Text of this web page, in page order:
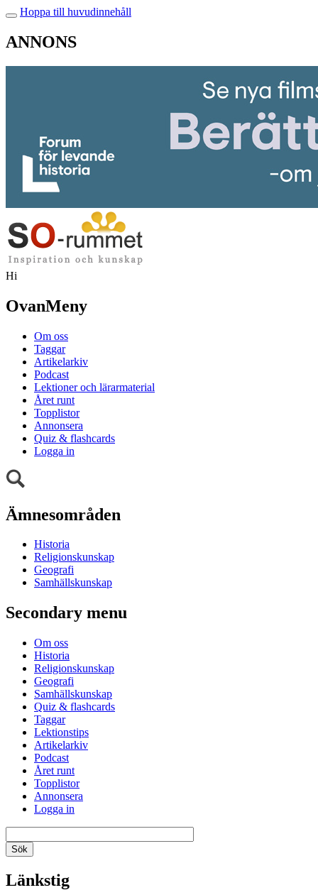
Hoppa till huvudinnehåll
ANNONS
Hi
OvanMeny
Om oss
Taggar
Artikelarkiv
Podcast
Lektioner och lärarmaterial
Året runt
Topplistor
Annonsera
Quiz & flashcards
Logga in
Ämnesområden
Historia
Religionskunskap
Geografi
Samhällskunskap
Secondary menu
Om oss
Historia
Religionskunskap
Geografi
Samhällskunskap
Quiz & flashcards
Taggar
Lektionstips
Artikelarkiv
Podcast
Året runt
Topplistor
Annonsera
Logga in
Länkstig